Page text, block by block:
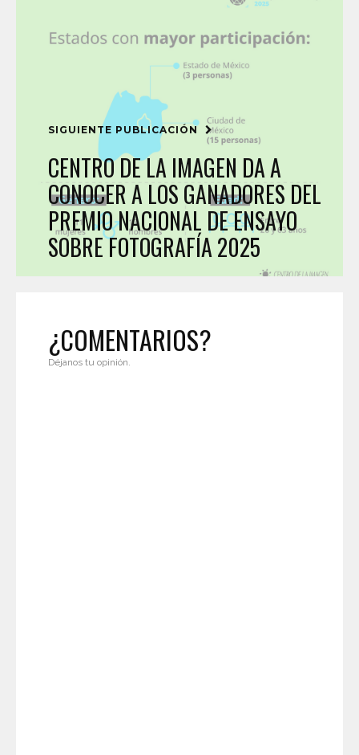
SIGUIENTE PUBLICACIÓN
CENTRO DE LA IMAGEN DA A
CONOCER A LOS GANADORES DEL
PREMIO NACIONAL DE ENSAYO
SOBRE FOTOGRAFÍA 2025
¿COMENTARIOS?
Déjanos tu opinión.